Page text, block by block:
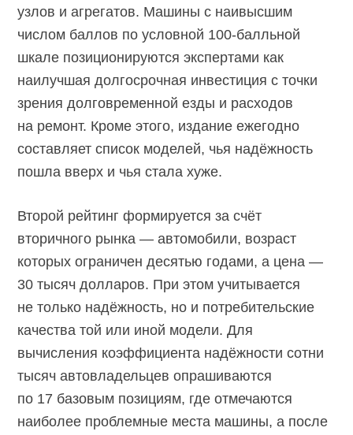
узлов и агрегатов. Машины с наивысшим
числом баллов по условной 100-балльной
шкале позиционируются экспертами как
наилучшая долгосрочная инвестиция с точки
зрения долговременной езды и расходов
на ремонт. Кроме этого, издание ежегодно
составляет список моделей, чья надёжность
пошла вверх и чья стала хуже.
Второй рейтинг формируется за счёт
вторичного рынка — автомобили, возраст
которых ограничен десятью годами, а цена —
30 тысяч долларов. При этом учитывается
не только надёжность, но и потребительские
качества той или иной модели. Для
вычисления коэффициента надёжности сотни
тысяч автовладельцев опрашиваются
по 17 базовым позициям, где отмечаются
наиболее проблемные места машины, а после